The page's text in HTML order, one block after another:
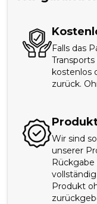
Falls das
kostenlos
zurück.
Wir sind
unserer
Rückgabe
Produkt